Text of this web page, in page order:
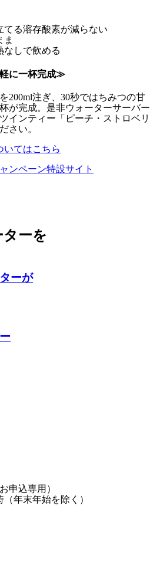
てる溶存酸素が減らない
ま
なしで飲める
に一杯完成≫
200ml注ぎ、30秒ではちみつの甘
が完成。是非ウォーターサーバー
インティー「ピーチ・ストロベリ
さい。
いてはこちら
ンペーン特設サイト
ーを
ーが
申込専用）
年末年始を除く）